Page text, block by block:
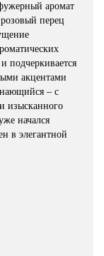
аромат
перец
подчеркивается
акцентами
– с
изысканного
начался
в элегантной